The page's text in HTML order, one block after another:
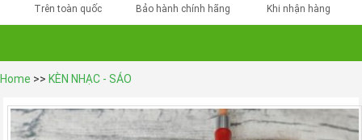
Trên toàn quốc
Bảo hành chính hãng
Khi nhận hàng
Home >> KÈN NHẠC - SÁO